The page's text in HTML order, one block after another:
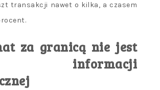
transakcji nawet o kilka, a czasem
za granicą nie jest
informacji